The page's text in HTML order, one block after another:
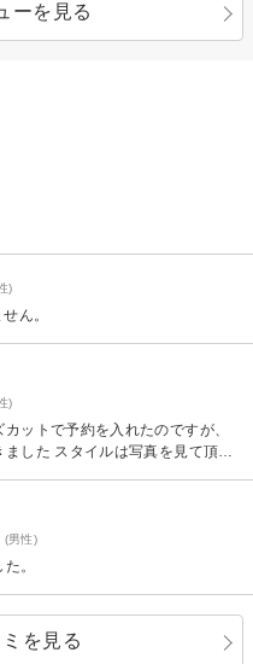
ーを見る
)
ん。
)
ットで予約を入れたのですが、
した スタイルは写真を見て頂
(男性)
。
を見る